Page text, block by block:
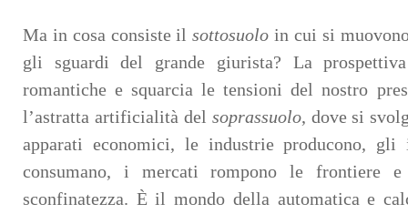
Ma in cosa consiste ilsottosuolo in cui si
gli sguardi del grande giurista? La prospettiva
romantiche e squarcia le tensioni del nostro
l’astratta artificialità del soprassuolo, dove si
apparati economici, le industrie producono,
consumano, i mercati rompono le frontiere e
sconfinatezza. È il mondo della automatica e